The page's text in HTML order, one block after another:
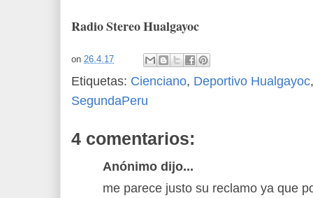
Radio Stereo Hualgayoc
on 26.4.17
Etiquetas: Cienciano, Deportivo Hualgayoc
SegundaPeru
4 comentarios:
Anónimo dijo...
me parece justo su reclamo ya que